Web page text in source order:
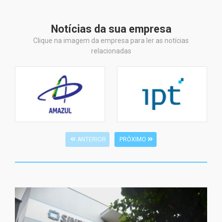
Notícias da sua empresa
Clique na imagem da empresa para ler as notícias
relacionadas
ANTERIOR PRÓXIMO